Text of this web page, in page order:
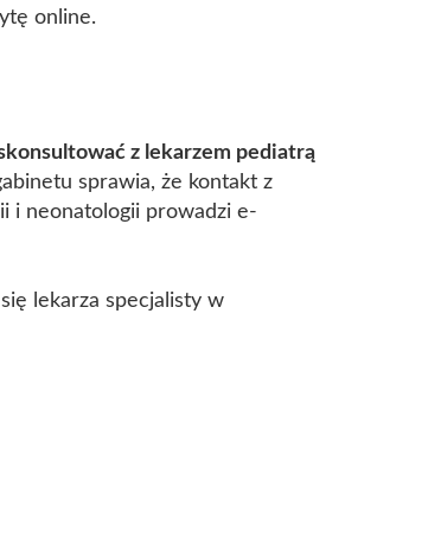
online.
z lekarzem pediatrą
sprawia, że kontakt z
i neonatologii prowadzi e-
lekarza specjalisty w